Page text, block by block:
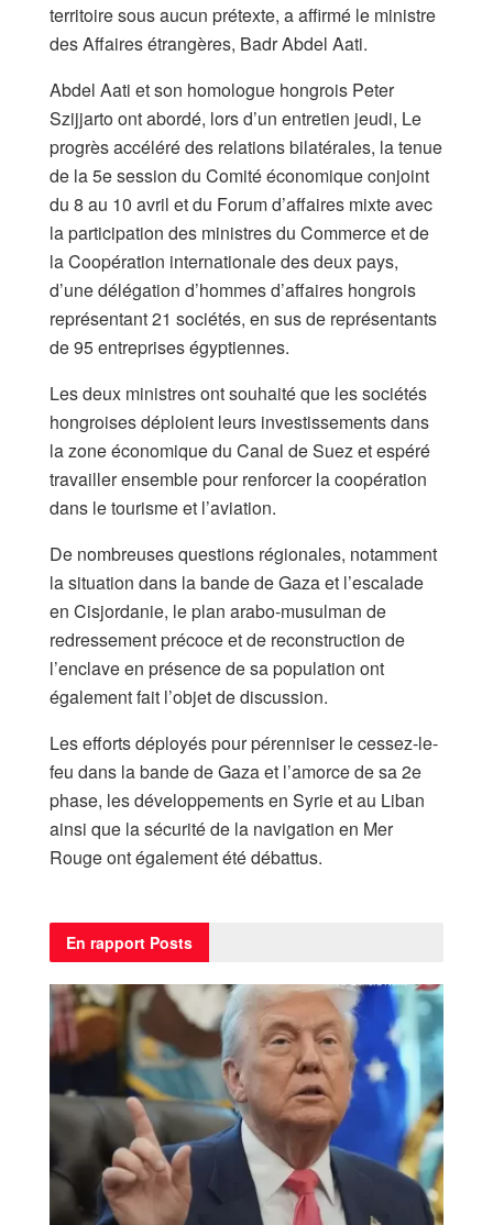
territoire sous aucun prétexte, a affirmé le ministre
des Affaires étrangères, Badr Abdel Aati.
Abdel Aati et son homologue hongrois Peter
Szijjarto ont abordé, lors d’un entretien jeudi, Le
progrès accéléré des relations bilatérales, la tenue
de la 5e session du Comité économique conjoint
du 8 au 10 avril et du Forum d’affaires mixte avec
la participation des ministres du Commerce et de
la Coopération internationale des deux pays,
d’une délégation d’hommes d’affaires hongrois
représentant 21 sociétés, en sus de représentants
de 95 entreprises égyptiennes.
Les deux ministres ont souhaité que les sociétés
hongroises déploient leurs investissements dans
la zone économique du Canal de Suez et espéré
travailler ensemble pour renforcer la coopération
dans le tourisme et l’aviation.
De nombreuses questions régionales, notamment
la situation dans la bande de Gaza et l’escalade
en Cisjordanie, le plan arabo-musulman de
redressement précoce et de reconstruction de
l’enclave en présence de sa population ont
également fait l’objet de discussion.
Les efforts déployés pour pérenniser le cessez-le-
feu dans la bande de Gaza et l’amorce de sa 2e
phase, les développements en Syrie et au Liban
ainsi que la sécurité de la navigation en Mer
Rouge ont également été débattus.
En rapport Posts